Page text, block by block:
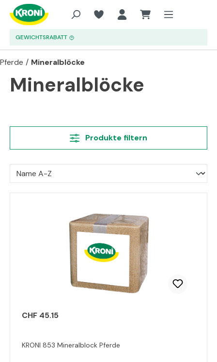
Zum Hauptinhalt springen
GEWICHTSRABATT
Pferde / Mineralblöcke
Mineralblöcke
Produkte filtern
CHF 45.15
KRONI 853 Mineralblock Pferde